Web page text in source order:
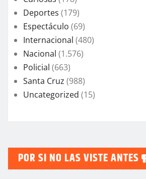
Deportes (179)
Espectáculo (69)
Internacional (480)
Nacional (1.576)
Policial (663)
Santa Cruz (988)
Uncategorized (15)
POR SI NO LAS VISTE ANTES